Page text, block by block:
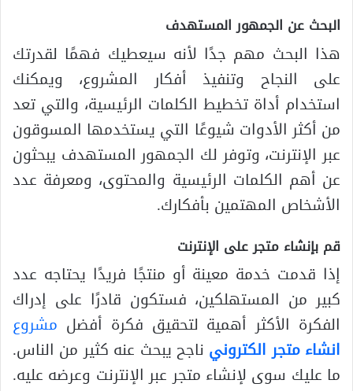
البحث عن الجمهور المستهدف
هذا البحث مهم جدًا لأنه سيعطيك فهمًا لقدرتك
على النجاح وتنفيذ أفكار المشروع، ويمكنك
استخدام أداة تخطيط الكلمات الرئيسية، والتي تعد
من أكثر الأدوات شيوعًا التي يستخدمها المسوقون
عبر الإنترنت، وتوفر لك الجمهور المستهدف يبحثون
عن أهم الكلمات الرئيسية والمحتوى، ومعرفة عدد
الأشخاص المهتمين بأفكارك.
قم بإنشاء متجر على الإنترنت
إذا قدمت خدمة معينة أو منتجًا فريدًا يحتاجه عدد
كبير من المستهلكين، فستكون قادرًا على إدراك
الفكرة الأكثر أهمية لتحقيق فكرة أفضل مشروع
انشاء متجر الكتروني ناجح يبحث عنه كثير من الناس.
ما عليك سوى لإنشاء متجر عبر الإنترنت وعرضه عليه.